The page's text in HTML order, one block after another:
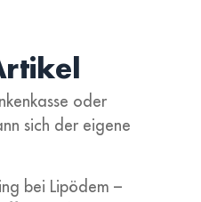
oder
sich der eigene
bei Lipödem –